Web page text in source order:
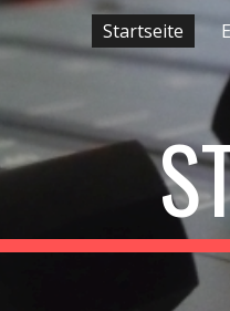
Skip to main content
Startseite